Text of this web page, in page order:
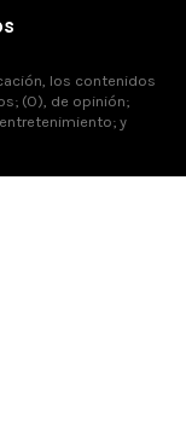
los contenidos
(O), de opinión;
y